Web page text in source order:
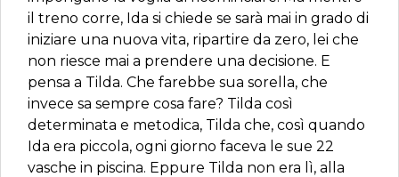
il treno corre, Ida si chiede se sarà mai in grado di
iniziare una nuova vita, ripartire da zero, lei che
non riesce mai a prendere una decisione. E
pensa a Tilda. Che farebbe sua sorella, che
invece sa sempre cosa fare? Tilda così
determinata e metodica, Tilda che, così quando
Ida era piccola, ogni giorno faceva le sue 22
vasche in piscina. Eppure Tilda non era lì, alla